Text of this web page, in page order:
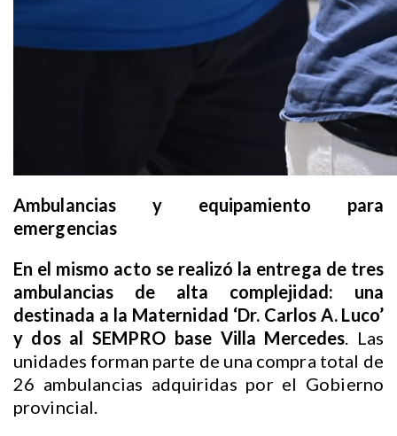
Ambulancias y equipamiento para
emergencias
En el mismo acto se realizó la entrega de tres
ambulancias de alta complejidad: una
destinada a la Maternidad ‘Dr. Carlos A. Luco’
y dos al SEMPRO base Villa Mercedes. Las
unidades forman parte de una compra total de
26 ambulancias adquiridas por el Gobierno
provincial.